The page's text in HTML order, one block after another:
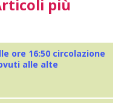
più
ore 16:50 circolazione
alle alte